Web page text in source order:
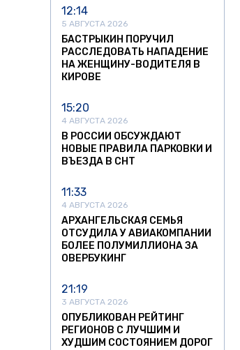
12:14
5 АВГУСТА 2026
БАСТРЫКИН ПОРУЧИЛ
РАССЛЕДОВАТЬ НАПАДЕНИЕ
НА ЖЕНЩИНУ-ВОДИТЕЛЯ В
КИРОВЕ
15:20
4 АВГУСТА 2026
В РОССИИ ОБСУЖДАЮТ
НОВЫЕ ПРАВИЛА ПАРКОВКИ И
ВЪЕЗДА В СНТ
11:33
4 АВГУСТА 2026
АРХАНГЕЛЬСКАЯ СЕМЬЯ
ОТСУДИЛА У АВИАКОМПАНИИ
БОЛЕЕ ПОЛУМИЛЛИОНА ЗА
ОВЕРБУКИНГ
21:19
3 АВГУСТА 2026
ОПУБЛИКОВАН РЕЙТИНГ
РЕГИОНОВ С ЛУЧШИМ И
ХУДШИМ СОСТОЯНИЕМ ДОРОГ